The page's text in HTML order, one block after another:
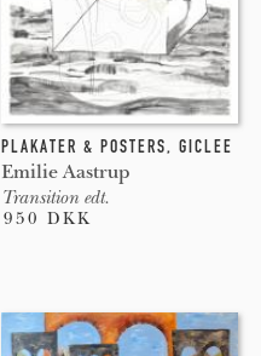
PLAKATER & POSTERS, GICLEE
Emilie Aastrup
Transition edt.
950 DKK